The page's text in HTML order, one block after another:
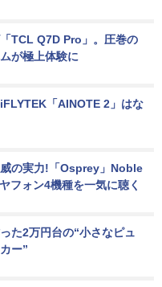
TCL Q7D Pro」。圧巻の
が極上体験に
「AINOTE 2」はな
の実力!「Osprey」Noble
フォン4機種を一気に聴く
た2万円台の“小さなピュ
ー”